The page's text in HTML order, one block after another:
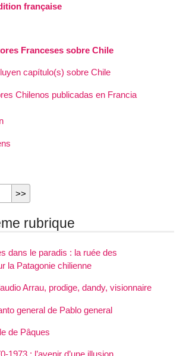
française
Franceses sobre Chile
capítulo(s) sobre Chile
Chilenos publicadas en Francia
rubrique
dans le paradis : la ruée des
la Patagonie chilienne
Arrau, prodige, dandy, visionnaire
general de Pablo general
de Pâques
1973 : l’avenir d’une illusion